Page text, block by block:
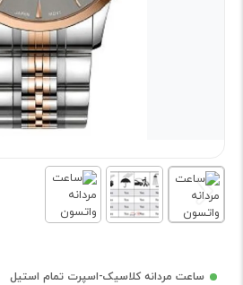
ساعت مردانه کلاسیک-اسپرت تمام استیل